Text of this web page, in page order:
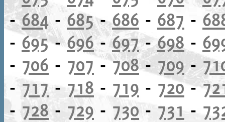
-684 -685-686 - 687 -
- 695-696-697-698 -
- 706 - 707 -708- 709-
-717 - 718 - 719 - 720-
-728- 729 - 730- 731 -